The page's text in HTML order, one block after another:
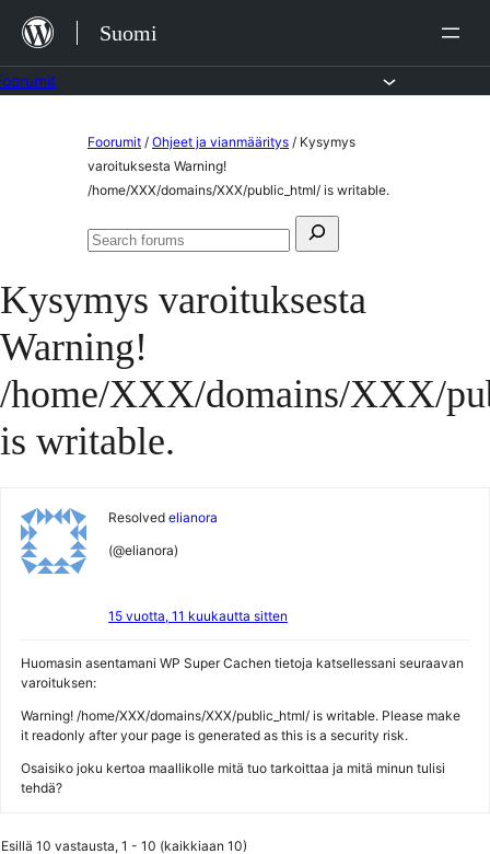
Siirry
sisältöön
Suomi
Foorumit / Ohjeet ja vianmääritys / Kysymys
varoituksesta Warning!
/home/XXX/domains/XXX/public_html/ is writable.
Search
Search
Kysymys varoituksesta
Warning!
/home/XXX/domains/XXX/
is writable.
Resolved elianora
(@elianora)
15 vuotta, 11 kuukautta sitten
Huomasin asentamani WP Super Cachen tietoja katsellessani seuraavan
varoituksen:
Warning! /home/XXX/domains/XXX/public_html/ is writable. Please make
it readonly after your page is generated as this is a security risk.
Osaisiko joku kertoa maallikolle mitä tuo tarkoittaa ja mitä minun tulisi
tehdä?
Esillä 10 vastausta, 1 - 10 (kaikkiaan 10)